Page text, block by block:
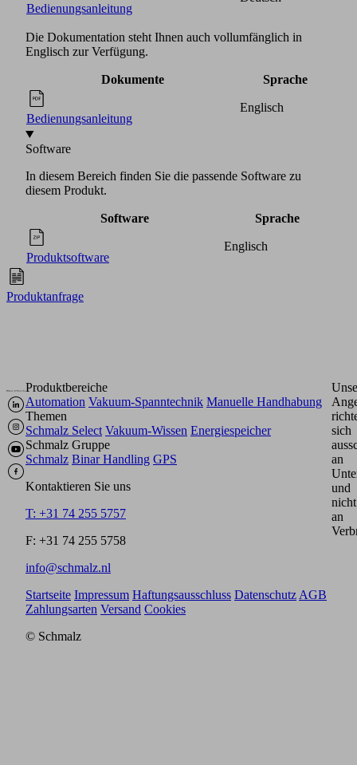
Bedienungsanleitung
Die Dokumentation steht Ihnen auch vollumfänglich in
Englisch zur Verfügung.
Dokumente Sprache
Bedienungsanleitung
Englisch
Software
In diesem Bereich finden Sie die passende Software zu
diesem Produkt.
Software Sprache
Produktsoftware
Englisch
Produktanfrage
Produktbereiche
Automation Vakuum-Spanntechnik Manuelle Handhabung
Themen
Schmalz Select Vakuum-Wissen Energiespeicher
Schmalz Gruppe
Schmalz Binar Handling GPS
Kontaktieren Sie uns
T: +31 74 255 5757
F: +31 74 255 5758
info@schmalz.nl
sich
an
und
nicht
an
Startseite Impressum Haftungsausschluss Datenschutz AGB
Zahlungsarten Versand Cookies
© Schmalz